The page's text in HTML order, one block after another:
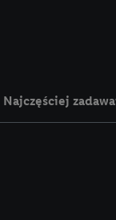
Najczęściej
jednym z wyżej
możemy
rozpoznać
W tym celu
adres e-
adresu IP. Jeśli
użyciu adresu IP i